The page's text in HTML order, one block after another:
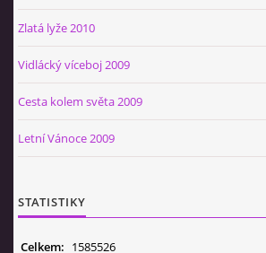
Zlatá lyže 2010
Vidlácký víceboj 2009
Cesta kolem světa 2009
Letní Vánoce 2009
STATISTIKY
Celkem: 1585526